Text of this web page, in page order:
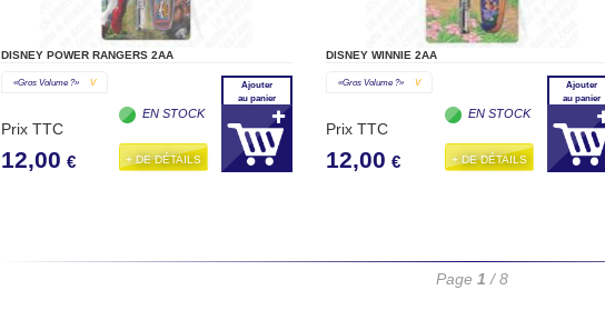
DISNEY POWER RANGERS 2AA
«gros Volume ?» V
Prix TTC
12,00 €
EN STOCK
+ DE DÉTAILS
Ajouter
au panier
DISNEY WINNIE 2AA
«gros Volume ?» V
Prix TTC
12,00 €
EN STOCK
+ DE DÉTAILS
Ajouter
au panier
Page 1 / 8